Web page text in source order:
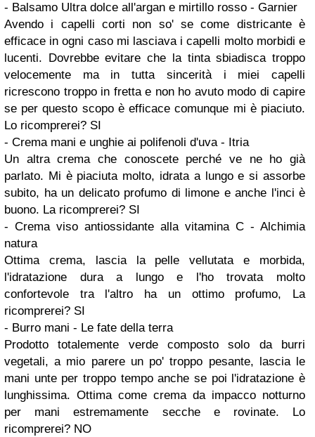
- Balsamo Ultra dolce all'argan e mirtillo rosso - Garnier
Avendo i capelli corti non so' se come districante è
efficace in ogni caso mi lasciava i capelli molto morbidi e
lucenti. Dovrebbe evitare che la tinta sbiadisca troppo
velocemente ma in tutta sincerità i miei capelli
ricrescono troppo in fretta e non ho avuto modo di capire
se per questo scopo è efficace comunque mi è piaciuto.
Lo ricomprerei? SI
- Crema mani e unghie ai polifenoli d'uva - Itria
Un altra crema che conoscete perché ve ne ho già
parlato. Mi è piaciuta molto, idrata a lungo e si assorbe
subito, ha un delicato profumo di limone e anche l'inci è
buono. La ricomprerei? SI
- Crema viso antiossidante alla vitamina C - Alchimia
natura
Ottima crema, lascia la pelle vellutata e morbida,
l'idratazione dura a lungo e l'ho trovata molto
confortevole tra l'altro ha un ottimo profumo, La
ricomprerei? SI
- Burro mani - Le fate della terra
Prodotto totalemente verde composto solo da burri
vegetali, a mio parere un po' troppo pesante, lascia le
mani unte per troppo tempo anche se poi l'idratazione è
lunghissima. Ottima come crema da impacco notturno
per mani estremamente secche e rovinate. Lo
ricomprerei? NO